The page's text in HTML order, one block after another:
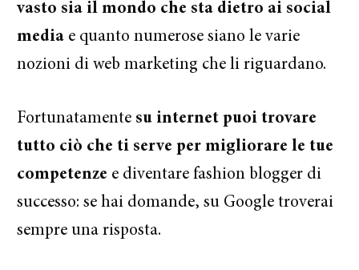
vasto sia il mondo che sta dietro ai social
media e quanto numerose siano le varie
nozioni di web marketing che li riguardano.
Fortunatamente su internet puoi trovare
tutto ciò che ti serve per migliorare le tue
competenze e diventare fashion blogger di
successo: se hai domande, su Google troverai
sempre una risposta.